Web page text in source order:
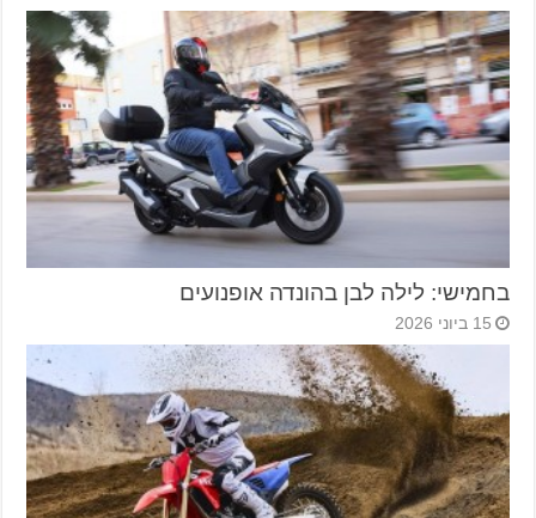
בחמישי: לילה לבן בהונדה אופנועים
15 ביוני 2026